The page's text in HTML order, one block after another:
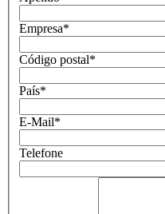
Empresa*
Código postal*
País*
E-Mail*
Telefone